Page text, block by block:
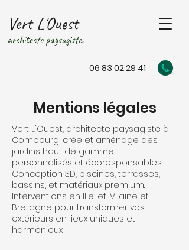
Vert L'Ouest
architecte paysagiste.
06 83 02 29 41
Mentions légales
Vert L'Ouest, architecte paysagiste à
Combourg, crée et aménage des
jardins haut de gamme,
personnalisés et écoresponsables.
Conception 3D, piscines, terrasses,
bassins, et matériaux premium.
Interventions en Ille-et-Vilaine et
Bretagne pour transformer vos
extérieurs en lieux uniques et
harmonieux.